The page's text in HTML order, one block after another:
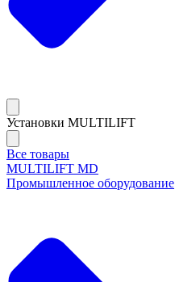
Установки MULTILIFT
Все товары
MULTILIFT MD
Промышленное оборудование